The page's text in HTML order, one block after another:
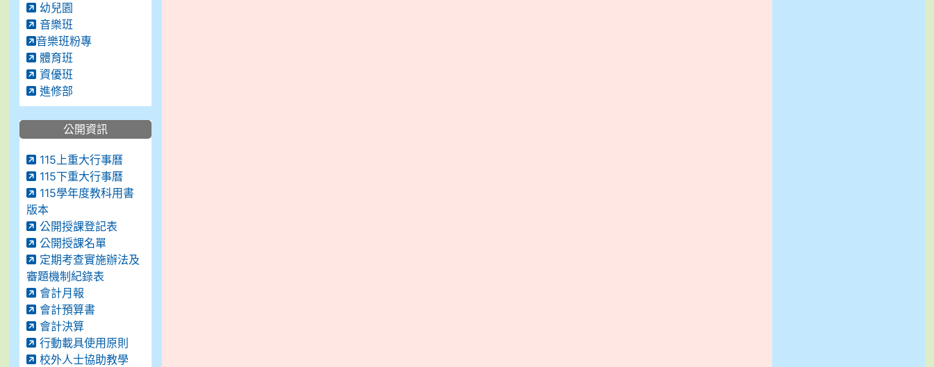
幼兒園
音樂班
音樂班粉專
體育班
資優班
進修部
公開資訊
115上重大行事曆
115下重大行事曆
115學年度教科用書
版本
公開授課登記表
公開授課名單
定期考查實施辦法及
審題機制紀錄表
會計月報
會計預算書
會計決算
行動載具使用原則
校外人士協助教學